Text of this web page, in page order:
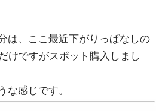
は、ここ最近下がりっぱなしの
けですがスポット購入しまし
な感じです。